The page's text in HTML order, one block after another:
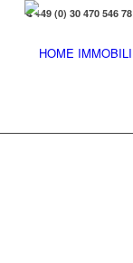
+49 (0) 30 470 546 78